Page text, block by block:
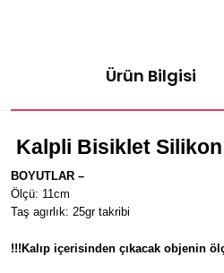
Ürün Bilgisi
Kalpli Bisiklet Silikon
BOYUTLAR –
Ölçü: 11cm
Taş agırlık: 25gr takribi
!!!Kalıp içerisinden çıkacak objenin